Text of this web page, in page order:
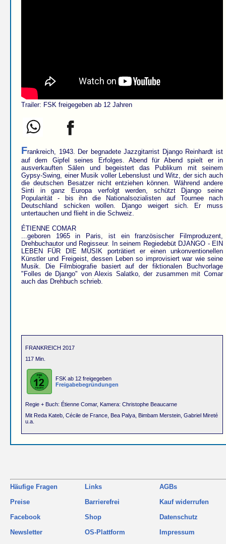
Trailer: FSK freigegeben ab 12 Jahren
Frankreich, 1943. Der begnadete Jazzgitarrist Django Reinhardt ist
auf dem Gipfel seines Erfolges. Abend für Abend spielt er in
ausverkauften Sälen und begeistert das Publikum mit seinem
Gypsy-Swing, einer Musik voller Lebenslust und Witz, der sich auch
die deutschen Besatzer nicht entziehen können. Während andere
Sinti in ganz Europa verfolgt werden, schützt Django seine
Popularität - bis ihn die Nationalsozialisten auf Tournee nach
Deutschland schicken wollen. Django weigert sich. Er muss
untertauchen und flieht in die Schweiz.
ÉTIENNE COMAR
...geboren 1965 in Paris, ist ein französischer Filmproduzent,
Drehbuchautor und Regisseur. In seinem Regiedebüt DJANGO - EIN
LEBEN FÜR DIE MUSIK porträtiert er einen unkonventionellen
Künstler und Freigeist, dessen Leben so improvisiert war wie seine
Musik. Die Filmbiografie basiert auf der fiktionalen Buchvorlage
"Folles de Django" von Alexis Salatko, der zusammen mit Comar
auch das Drehbuch schrieb.
FRANKREICH 2017
117 Min.
FSK ab 12 freigegeben
Freigabebegründungen
Regie + Buch: Étienne Comar, Kamera: Christophe Beaucarne
Mit Reda Kateb, Cécile de France, Bea Palya, Bimbam Merstein, Gabriel Mireté
u.a.
Häufige Fragen
Preise
Facebook
Newsletter
Links
Barrierefrei
Shop
OS-Plattform
AGBs
Kauf widerrufen
Datenschutz
Impressum